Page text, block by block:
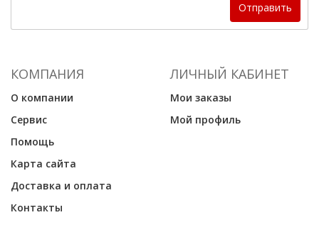
Отправить
КОМПАНИЯ
О компании
Сервис
Помощь
Карта сайта
Доставка и оплата
Контакты
ЛИЧНЫЙ КАБИНЕТ
Мои заказы
Мой профиль